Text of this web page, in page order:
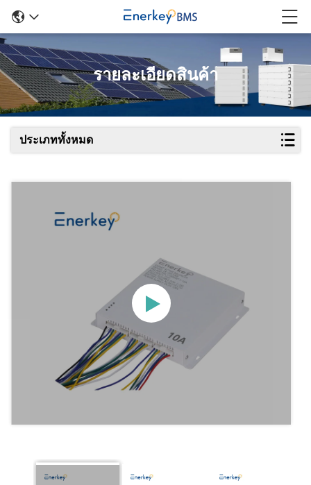
รายละเอียดสินค้า
ประเภททั้งหมด